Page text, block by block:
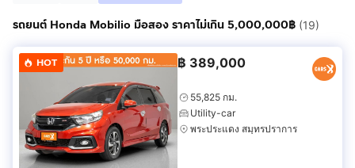
รถยนต์ Honda Mobilio มือสอง ราคาไม่เกิน 5,000,000฿ (19)
HOT ฿ 389,000
55,825 กม.
Utility-car
พระประแดง สมุทรปราการ